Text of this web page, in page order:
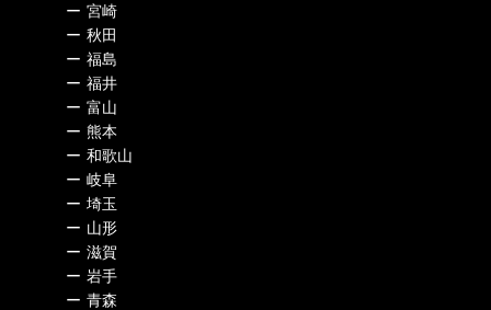
ー 宮崎
ー 秋田
ー 福島
ー 福井
ー 富山
ー 熊本
ー 和歌山
ー 岐阜
ー 埼玉
ー 山形
ー 滋賀
ー 岩手
ー 青森